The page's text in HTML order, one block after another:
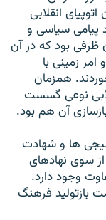
انقلابی
پيامی سياسی و
ظرفی بود که در آن
زمينی با
همزمان
نوعی گسست
آن هم بود.
ها و شهادت
سوی نهادهای
وجود دارد.
بازتوليد فرهنگ